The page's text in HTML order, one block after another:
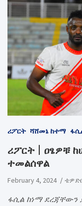
ሪፖርት ሻሸመኔ ከተማ
ሪፖርት | ዐፄዎቹ
ተመልሰዋል
February 4, 2024
ፋሲል ከነማ ደረጃቸውን